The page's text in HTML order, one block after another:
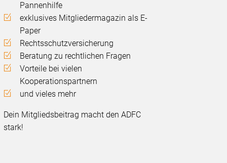
Pannenhilfe
exklusives Mitgliedermagazin als E-
Paper
Rechtsschutzversicherung
Beratung zu rechtlichen Fragen
Vorteile bei vielen
Kooperationspartnern
und vieles mehr
Dein Mitgliedsbeitrag macht den ADFC
stark!